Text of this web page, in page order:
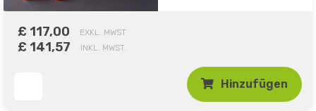
£ 117,00 EXKL. MWST
£ 141,57 INKL. MWST.
Hinzufügen